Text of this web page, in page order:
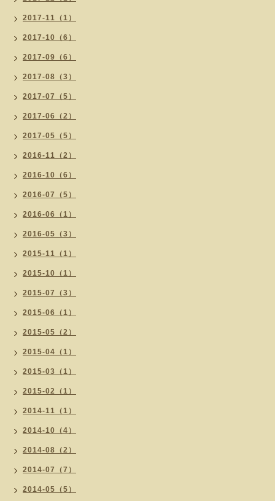
2017-11（1）
2017-10（6）
2017-09（6）
2017-08（3）
2017-07（5）
2017-06（2）
2017-05（5）
2016-11（2）
2016-10（6）
2016-07（5）
2016-06（1）
2016-05（3）
2015-11（1）
2015-10（1）
2015-07（3）
2015-06（1）
2015-05（2）
2015-04（1）
2015-03（1）
2015-02（1）
2014-11（1）
2014-10（4）
2014-08（2）
2014-07（7）
2014-05（5）